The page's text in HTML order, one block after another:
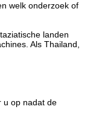
welk onderzoek of
landen
Als Thailand,
u op nadat de